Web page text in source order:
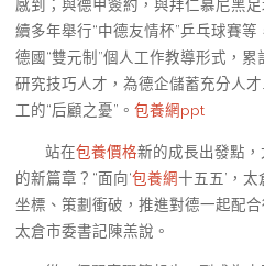
感到；與德甲簽約，與拜仁慕尼黑
續多年舉行“中德友情杯”乒乓球賽
德國“雙元制”個人工作教導形式，
研究技巧人才，為德企儲蓄充分人
工的“后顧之憂”。 包養網ppt
站在包養價格新的成長出發點
的新篇章？“面向‘包養網十五五’，
坐標、策劃衝破，推進對德一起配
太倉市委書記陳羔說。